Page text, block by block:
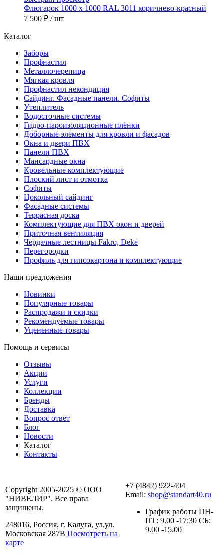
Флюгарок 1000 х 1000 RAL 3011 коричнево-красный
7 500 ₽ / шт
Каталог
Заборы
Профнастил
Металлочерепица
Мягкая кровля
Профнастил некондиция
Сайдинг. Фасадные панели. Софиты
Утеплитель
Водосточные системы
Гидро-пароизоляционные плёнки
Доборные элементы для кровли и фасадов
Окна и двери ПВХ
Панели ПВХ
Мансардные окна
Кровельные комплектующие
Плоский лист и отмотка
Софиты
Цокольный сайдинг
Фасадные системы
Террасная доска
Комплектующие для ПВХ окон и дверей
Приточная вентиляция
Чердачные лестницы Fakro, Deke
Перегородки
Профиль для гипсокартона и комплектующие
Наши предложения
Новинки
Популярные товары
Распродажи и скидки
Рекомендуемые товары
Уцененные товары
Помощь и сервисы
Отзывы
Акции
Услуги
Коллекции
Бренды
Доставка
Вопрос ответ
Блог
Новости
Каталог
Контакты
Copyright 2005-2025 © ООО
"НИВЕЛИР". Все права
защищены.
248016, Россия, г. Калуга, ул.ул.
Московская 287В Посмотреть на
карте
+7 (4842) 922-404
Email: shop@standart40.ru
График работы ПН-
ПТ: 9.00 -17:30 СБ:
9.00 -15.00